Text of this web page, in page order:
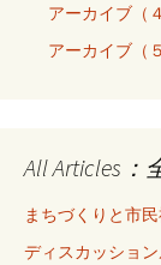
アーカイブ（
アーカイブ（
All Articles
まちづくりと市
ディスカッショ